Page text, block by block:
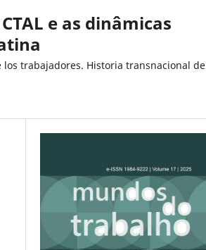
e as dinâmicas
los trabajadores. Historia transnacional de